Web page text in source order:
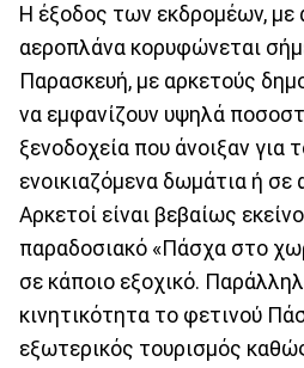
Η έξοδος των εκδρομέων, με
αεροπλάνα κορυφώνεται
Παρασκευή, με αρκετούς
να εμφανίζουν υψηλά
ξενοδοχεία που άνοιξαν για
ενοικιαζόμενα δωμάτια ή σε
Αρκετοί είναι βεβαίως
παραδοσιακό «Πάσχα στο
σε κάποιο εξοχικό.
κινητικότητα το φετινού
εξωτερικός τουρισμός